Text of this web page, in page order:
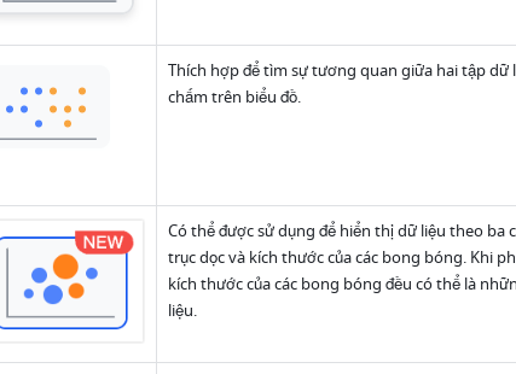
Thích hợp để tìm sự tương quan giữa hai tập dữ
chấm trên biểu đồ.
Có thể được sử dụng để hiển thị dữ liệu theo ba
trục dọc và kích thước của các bong bóng. Khi
kích thước của các bong bóng đều có thể là
liệu.